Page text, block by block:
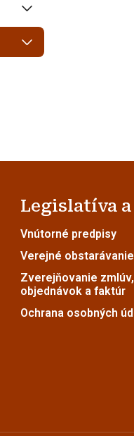
Legislatíva a
Vnútorné predpisy
Verejné obstarávanie
Zverejňovanie zmlúv,
objednávok a faktúr
Ochrana osobných